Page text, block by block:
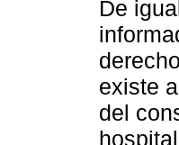
De
existe
del